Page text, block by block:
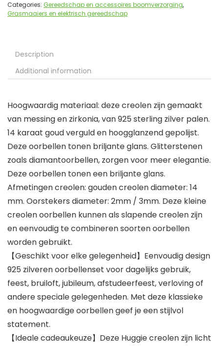
Categories: Gereedschap en accessoires boomverzorging,
Grasmaaiers en elektrisch gereedschap
Description
Additional information
Hoogwaardig materiaal: deze creolen zijn gemaakt
van messing en zirkonia, van 925 sterling zilver palen.
14 karaat goud verguld en hoogglanzend gepolijst.
Deze oorbellen tonen briljante glans. Glitterstenen
zoals diamantoorbellen, zorgen voor meer elegantie.
Deze oorbellen tonen een briljante glans.
Afmetingen creolen: gouden creolen diameter: 14
mm. Oorstekers diameter: 2mm / 3mm. Deze kleine
creolen oorbellen kunnen als slapende creolen zijn
en eenvoudig te combineren soorten oorbellen
worden gebruikt.
【Geschikt voor elke gelegenheid】Eenvoudig design
925 zilveren oorbellenset voor dagelijks gebruik,
feest, bruiloft, jubileum, afstudeerfeest, verloving of
andere speciale gelegenheden. Met deze klassieke
en hoogwaardige oorbellen geef je een stijlvol
statement.
【Ideale cadeaukeuze】Deze Huggie creolen zijn licht